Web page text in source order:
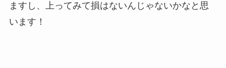
ますし、上ってみて損はないんじゃないかなと思
います！